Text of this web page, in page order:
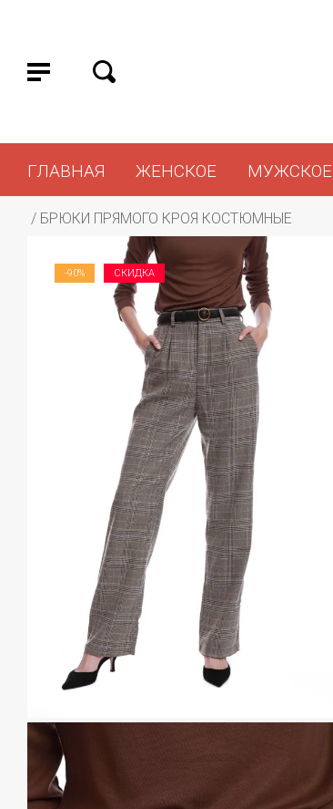
ГЛАВНАЯ ЖЕНСКОЕ МУЖСКОЕ
/ БРЮКИ ПРЯМОГО КРОЯ КОСТЮМНЫЕ
-90% СКИДКА